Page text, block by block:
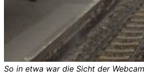
So in etwa war die Sicht der